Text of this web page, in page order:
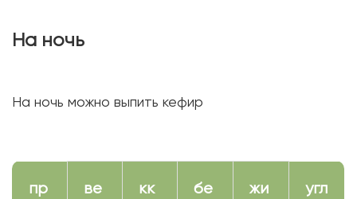
На ночь
На ночь можно выпить кефир
пр
ве
кк
бе
жи
угл